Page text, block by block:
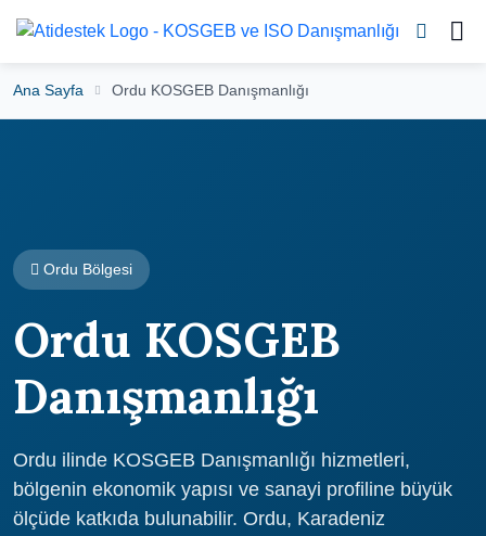
Ana Sayfa Ordu KOSGEB Danışmanlığı
Ordu Bölgesi
Ordu KOSGEB
Danışmanlığı
Ordu ilinde KOSGEB Danışmanlığı hizmetleri,
bölgenin ekonomik yapısı ve sanayi profiline büyük
ölçüde katkıda bulunabilir. Ordu, Karadeniz